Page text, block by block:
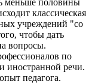
меньше половины
классическая
учреждений "со
чтобы дать
вопросы.
по
иностранной речи.
педагога.